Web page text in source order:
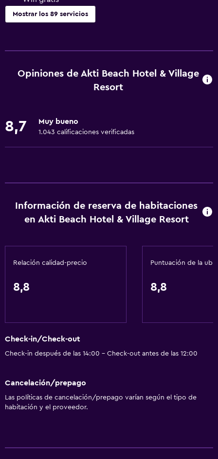
Mostrar los 89 servicios
Salas de conferencia
Centro de negocios
Cambio de divisas
Instalaciones para reuniones
Acceso con tarjeta
Recepción 24 horas
Wifi gratis
Wifi disponible en todas las instalaciones
Extinguidor
Sillas de playa
Opiniones de Akti Beach Hotel & Village
Resort
8,7 Muy bueno
1.043 calificaciones verificadas
Información de reserva de habitaciones
en Akti Beach Hotel & Village Resort
Relación calidad-precio
8,8
Puntuación de la
8,8
Check-in/Check-out
Check-in después de las 14:00 - Check-out antes de las 12:00
Cancelación/prepago
Las políticas de cancelación/prepago varían según el tipo de
habitación y el proveedor.